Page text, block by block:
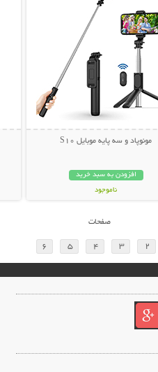
مونوپاد و سه پایه موبایل S10
افزودن به سبد خرید
ناموجود
صفحات
2
3
4
5
6